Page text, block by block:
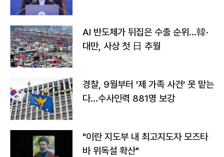
AI 반도체가 뒤집은 수출 순위…韓·
대만, 사상 첫 日 추월
경찰, 9월부터 '제 가족 사건' 못 맡는
다…수사인력 881명 보강
"이란 지도부 내 최고지도자 모즈타
바 위독설 확산"